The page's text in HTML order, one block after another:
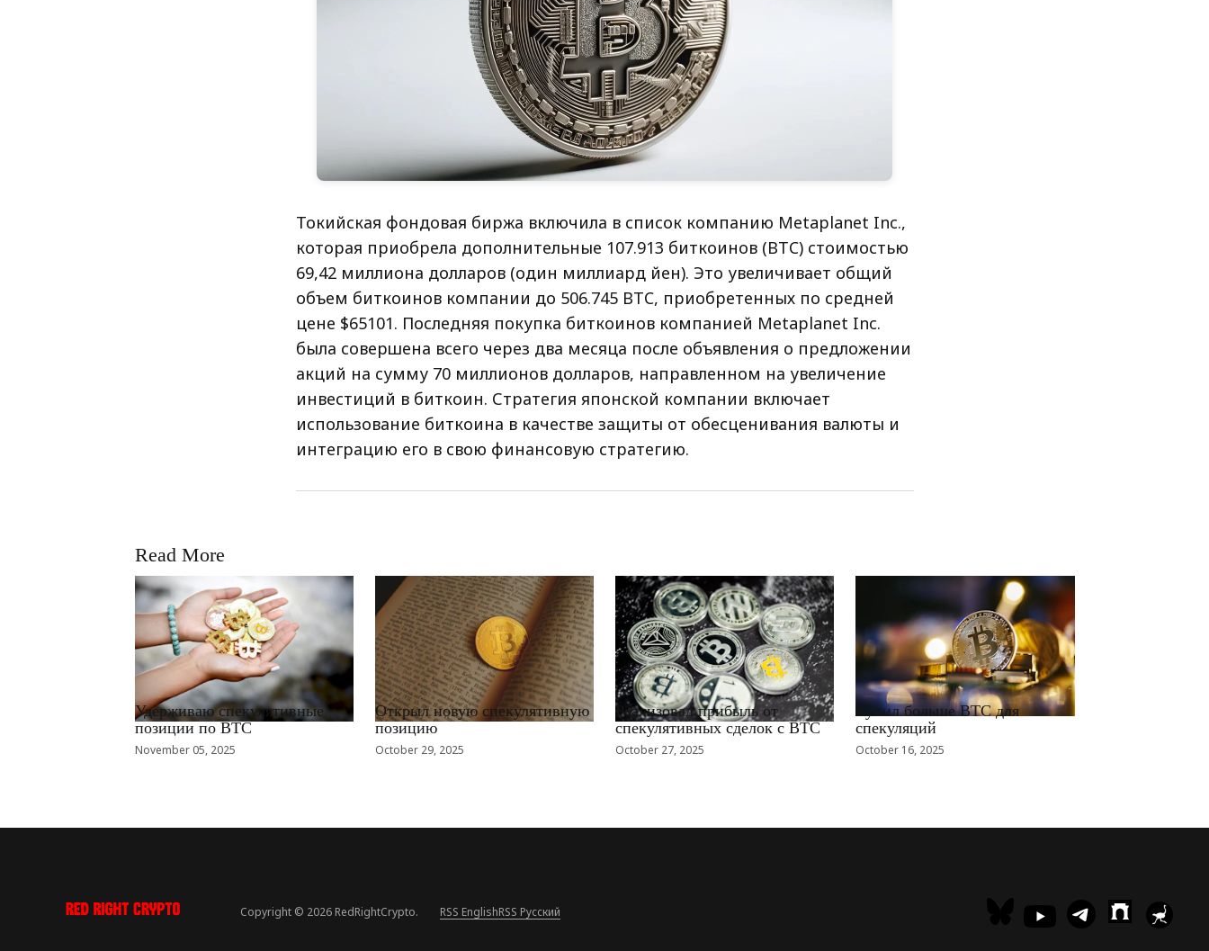
Токийская фондовая биржа включила в список компанию Metaplanet Inc.,
которая приобрела дополнительные 107.913 биткоинов (BTC) стоимостью
69,42 миллиона долларов (один миллиард йен). Это увеличивает общий
объем биткоинов компании до 506.745 BTC, приобретенных по средней
цене $65101. Последняя покупка биткоинов компанией Metaplanet Inc.
была совершена всего через два месяца после объявления о предложении
акций на сумму 70 миллионов долларов, направленном на увеличение
инвестиций в биткоин. Стратегия японской компании включает
использование биткоина в качестве защиты от обесценивания валюты и
интеграцию его в свою финансовую стратегию.
Read More
RRCNEWS_RU
Удерживаю спекулятивные
позиции по BTC
November 05, 2025
RRCNEWS_RU
Открыл новую спекулятивную
позицию
October 29, 2025
RRCNEWS_RU
Реализовал прибыль от
спекулятивных сделок с BTC
October 27, 2025
RRCNEWS_RU
Купил больше BTC для
спекуляций
October 16, 2025
Copyright © 2026 RedRightCrypto. RSS EnglishRSS Русский